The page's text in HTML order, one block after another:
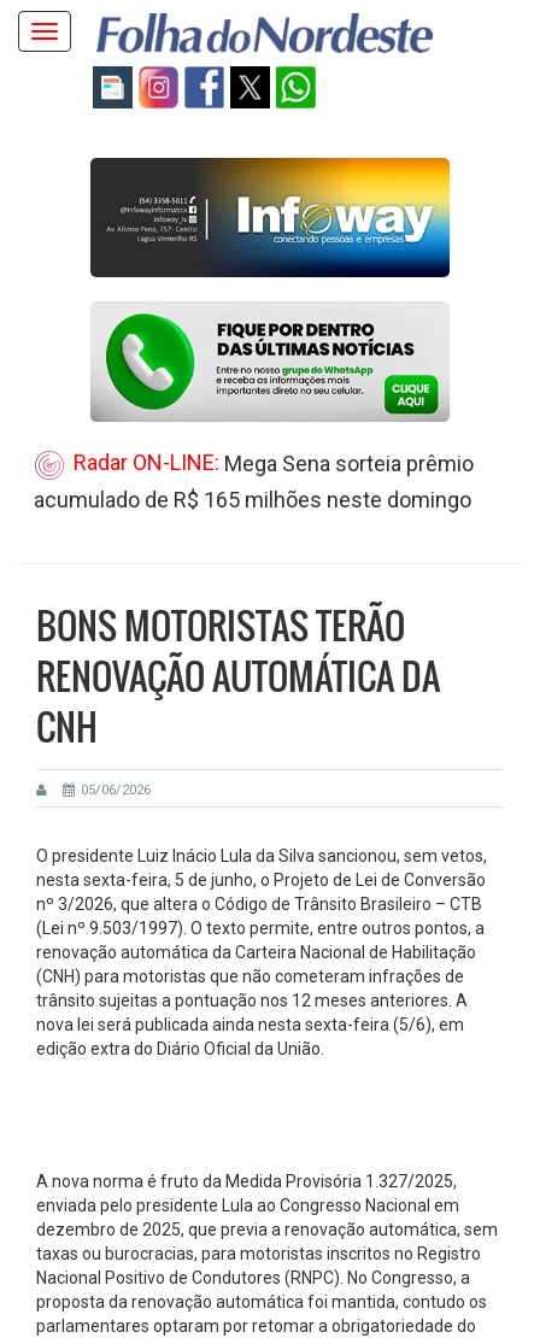
Toggle
navigation
Radar ON-LINE: Mega Sena sorteia prêmio
acumulado de R$ 165 milhões neste domingo
BONS MOTORISTAS TERÃO
RENOVAÇÃO AUTOMÁTICA DA
CNH
05/06/2026
O presidente Luiz Inácio Lula da Silva sancionou, sem vetos,
nesta sexta-feira, 5 de junho, o Projeto de Lei de Conversão
nº 3/2026, que altera o Código de Trânsito Brasileiro – CTB
( Lei nº 9.503/1997). O texto permite, entre outros pontos, a
renovação automática da Carteira Nacional de Habilitação
(CNH) para motoristas que não cometeram infrações de
trânsito sujeitas a pontuação nos 12 meses anteriores. A
nova lei será publicada ainda nesta sexta-feira (5/6), em
edição extra do Diário Oficial da União.
A nova norma é fruto da Medida Provisória 1.327/2025,
enviada pelo presidente Lula ao Congresso Nacional em
dezembro de 2025, que previa a renovação automática, sem
taxas ou burocracias, para motoristas inscritos no Registro
Nacional Positivo de Condutores (RNPC). No Congresso, a
proposta da renovação automática foi mantida, contudo os
parlamentares optaram por retomar a obrigatoriedade do